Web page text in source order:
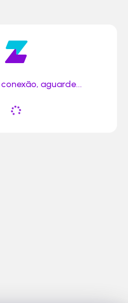
aguarde...